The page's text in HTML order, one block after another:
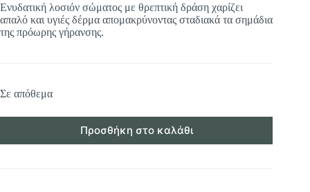
Ενυδατική λοσιόν σώματος με θρεπτική δράση χαρίζει
απαλό και υγιές δέρμα απομακρύνοντας σταδιακά τα σημάδια
της πρόωρης γήρανσης.
Σε απόθεμα
Προσθήκη στο καλάθι